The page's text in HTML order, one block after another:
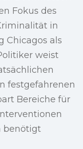
Fokus des
in
Chicagos als
weist
festgefahrenen
Bereiche für
benötigt